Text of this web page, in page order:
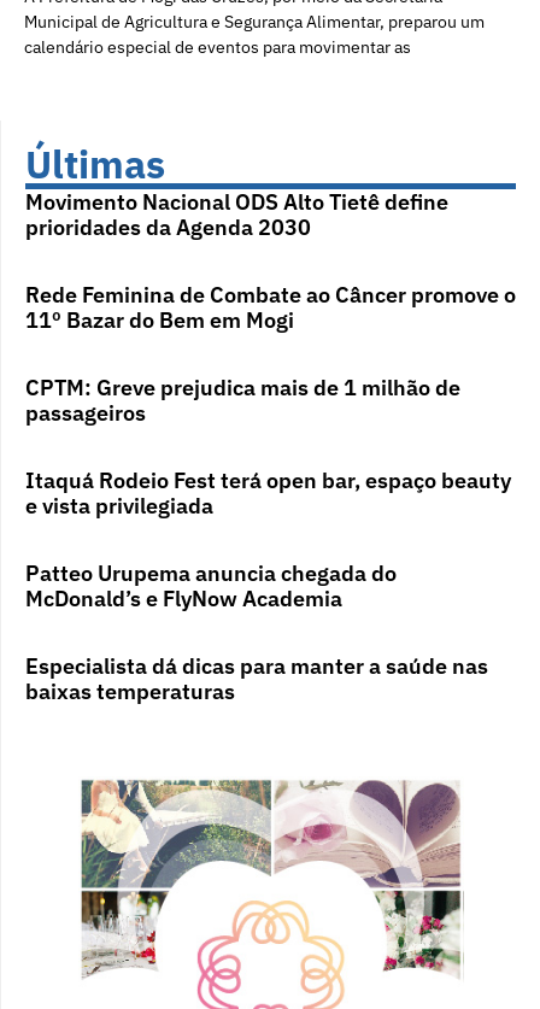
Municipal de Agricultura e Segurança Alimentar, preparou um
calendário especial de eventos para movimentar as
Últimas
Movimento Nacional ODS Alto Tietê define
prioridades da Agenda 2030
Rede Feminina de Combate ao Câncer promove o
11º Bazar do Bem em Mogi
CPTM: Greve prejudica mais de 1 milhão de
passageiros
Itaquá Rodeio Fest terá open bar, espaço beauty
e vista privilegiada
Patteo Urupema anuncia chegada do
McDonald’s e FlyNow Academia
Especialista dá dicas para manter a saúde nas
baixas temperaturas